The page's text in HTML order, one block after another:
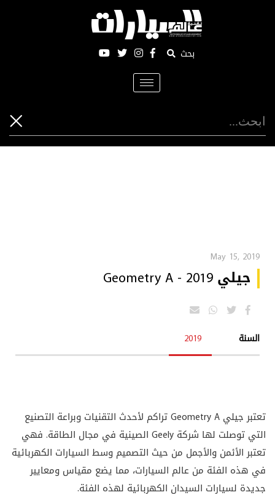
بحث
Toggle
navigation
May 15, 2019
جيلي Geometry A - 2019
السنة 2019
تعتبر جيلي Geometry A تراكم لأحدث التقنيات وبراعة التصنيع
التي توصلت لها شركة Geely الصينية في مجال الطاقة. فهي
تعتبر الأئمن والأجمل من حيث التصميم وسط السيارات الكهربائية
في هذه الفئة من عالم السيارات، مما يضع مقياس ومعايير
جديدة لسيارات السيدان الكهربائية لهذه الفئة.